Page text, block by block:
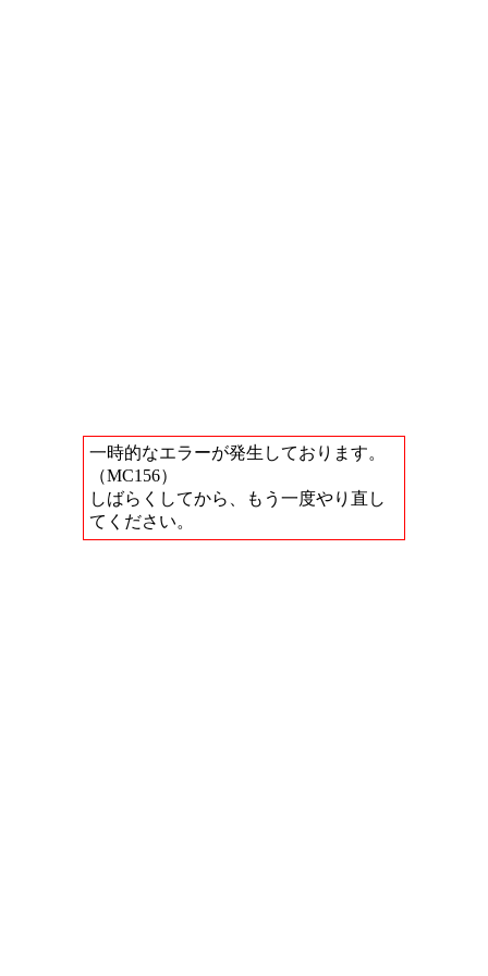
一時的なエラーが発生しております。
（MC156）
しばらくしてから、もう一度やり直し
てください。